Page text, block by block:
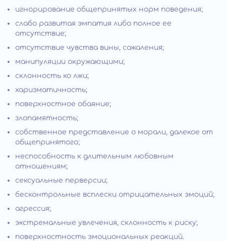
игнорирование общепринятых норм поведения;
слабо развитая эмпатия либо полное ее
отсутствие;
отсутствие чувства вины, сожаления;
манипуляции окружающими;
склонность ко лжи;
харизматичность;
поверхностное обаяние;
злопамятность;
собственное представление о морали, далекое от
общепринятого;
неспособность к длительным любовным
отношениям;
сексуальные перверсии;
бесконтрольные всплески отрицательных эмоций;
агрессия;
экстремальные увлечения, склонность к риску;
поверхностность эмоциональных реакций.